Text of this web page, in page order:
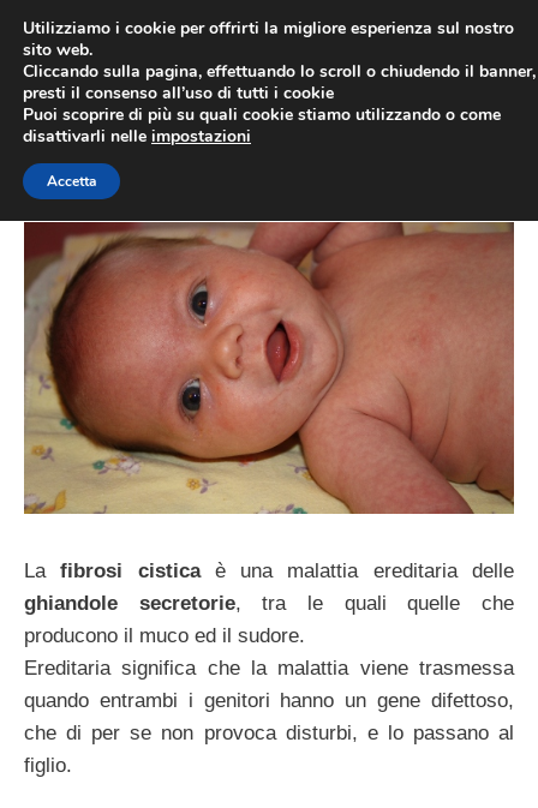
contenuto
MENU
Fibrosi cistica
23 Febbraio 2010
Lafibrosi cisticaè una malattia ereditaria delle
ghiandole secretorie, tra le quali quelle che
producono il muco ed il sudore.
Ereditaria significa che la malattia viene trasmessa
quando entrambi i genitori hanno un gene difettoso,
che di per se non provoca disturbi, e lo passano al
figlio.
Utilizziamo i cookie per offrirti la migliore esperienza sul nostro
sito web.
Cliccando sulla pagina, effettuando lo scroll o chiudendo il banner,
presti il consenso all’uso di tutti i cookie
Puoi scoprire di più su quali cookie stiamo utilizzando o come
disattivarli nelle impostazioni
Accetta